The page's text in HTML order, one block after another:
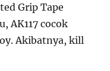
Grip Tape
AK117 cocok
Akibatnya, kill